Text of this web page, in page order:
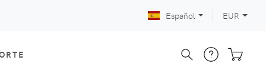
Español EUR